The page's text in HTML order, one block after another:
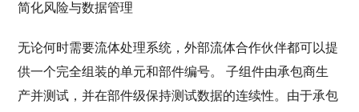
简化风险与数据管理
无论何时需要流体处理系统，外部流体合作伙伴都可以提
供一个完全组装的单元和部件编号。 子组件由承包商生
产并测试，并在部件级保持测试数据的连续性。由于承包